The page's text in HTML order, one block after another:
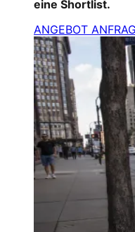
eine Shortlist.
ANGEBOT